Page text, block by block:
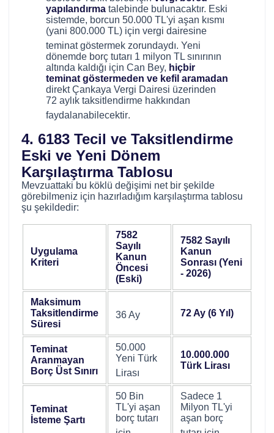
yapılandırma talebinde bulunacaktır. Eski
sistemde, borcun 50.000 TL'yi aşan kısmı
(yani 800.000 TL) için vergi dairesine
teminat göstermek zorundaydı. Yeni
dönemde borç tutarı 1 milyon TL sınırının
altında kaldığı için Can Bey, hiçbir
teminat göstermeden ve kefil aramadan
direkt Çankaya Vergi Dairesi üzerinden
72 aylık taksitlendirme hakkından
faydalanabilecektir.
4. 6183 Tecil ve Taksitlendirme
Eski ve Yeni Dönem
Karşılaştırma Tablosu
Mevzuattaki bu köklü değişimi net bir şekilde
görebilmeniz için hazırladığım karşılaştırma tablosu
şu şekildedir:
Uygulama
Kriteri
7582
Sayılı
Kanun
Öncesi
(Eski)
7582 Sayılı
Kanun
Sonrası (Yeni
- 2026)
Maksimum
Taksitlendirme
Süresi
36 Ay 72 Ay (6 Yıl)
Teminat
Aranmayan
Borç Üst Sınırı
50.000
Yeni Türk
Lirası
10.000.000
Türk Lirası
Teminat
İsteme Şartı
50 Bin
TL'yi aşan
borç tutarı
Sadece 1
Milyon TL'yi
aşan borç